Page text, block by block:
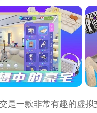
是一款非常有趣的虚拟